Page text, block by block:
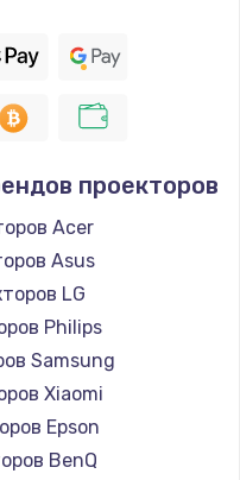
проекторов
Acer
Asus
LG
Philips
Samsung
Xiaomi
Epson
BenQ